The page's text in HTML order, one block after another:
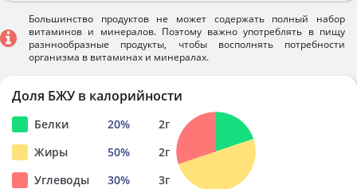
Большинство продуктов не может содержать полный набор
витаминов и минералов. Поэтому важно употреблять в пищу
разннообразные продукты, чтобы восполнять потребности
организма в витаминах и минералах.
Доля БЖУ в калорийности
Белки 20% 2г
Жиры
50% 2г
Углеводы
30% 3г